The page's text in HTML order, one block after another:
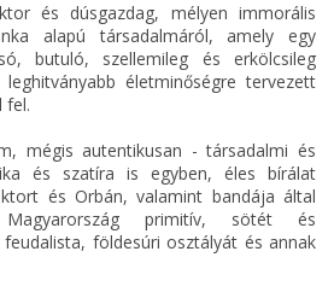
és dúsgazdag, mélyen immorális
alapú társadalmáról, amely egy
butuló, szellemileg és erkölcsileg
életminőségre tervezett
fel.
mégis autentikusan - társadalmi és
és szatíra is egyben, éles bírálat
és Orbán, valamint bandája által
primitív, sötét és
földesúri osztályát és annak